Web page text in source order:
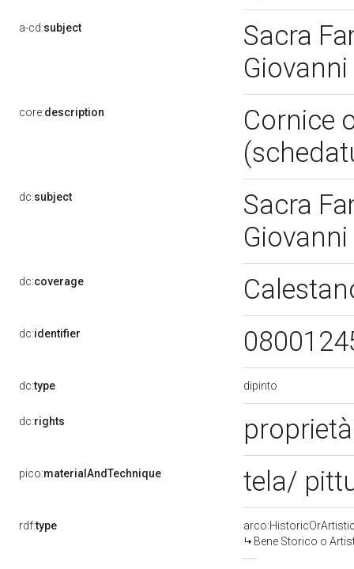
a-cd:subject
Sacra
core:description
Cornice
dc:subject
Sacra
dc:coverage
dc:identifier
dc:type dipinto
dc:rights
pico:materialAndTechnique tela/
rdf:type
Bene Storico o